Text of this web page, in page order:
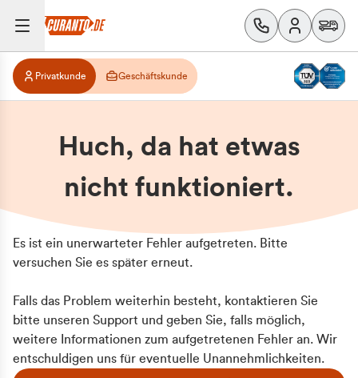
Privatkunde Geschäftskunde
Huch, da hat etwas
nicht funktioniert.
Es ist ein unerwarteter Fehler aufgetreten. Bitte
versuchen Sie es später erneut.
Falls das Problem weiterhin besteht, kontaktieren Sie
bitte unseren Support und geben Sie, falls möglich,
weitere Informationen zum aufgetretenen Fehler an. Wir
entschuldigen uns für eventuelle Unannehmlichkeiten.